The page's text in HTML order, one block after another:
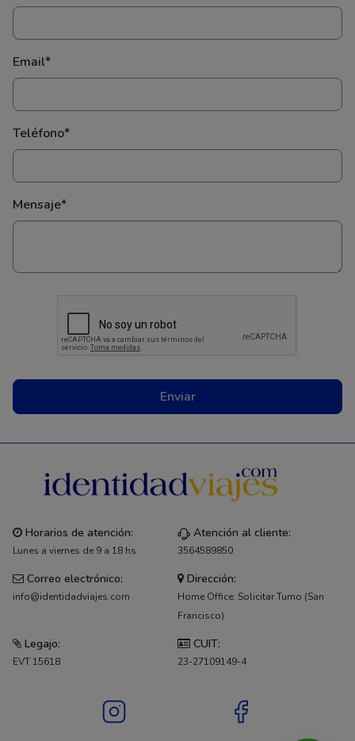
Email*
Teléfono*
Mensaje*
Enviar
Horarios de atención:
Lunes a viernes de 9 a 18 hs
Atención al cliente:
3564589850
Correo electrónico:
info@identidadviajes.com
Dirección:
Home Office: Solicitar Turno (San
Francisco)
Legajo:
EVT 15618
CUIT:
23-27109149-4